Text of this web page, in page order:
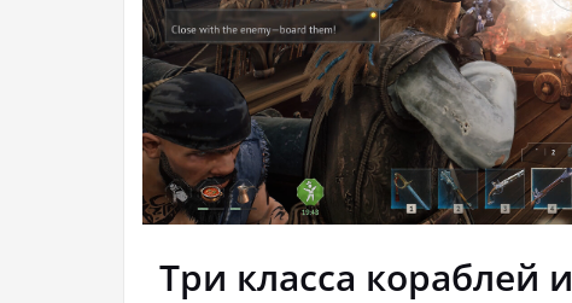
Три класса кораблей